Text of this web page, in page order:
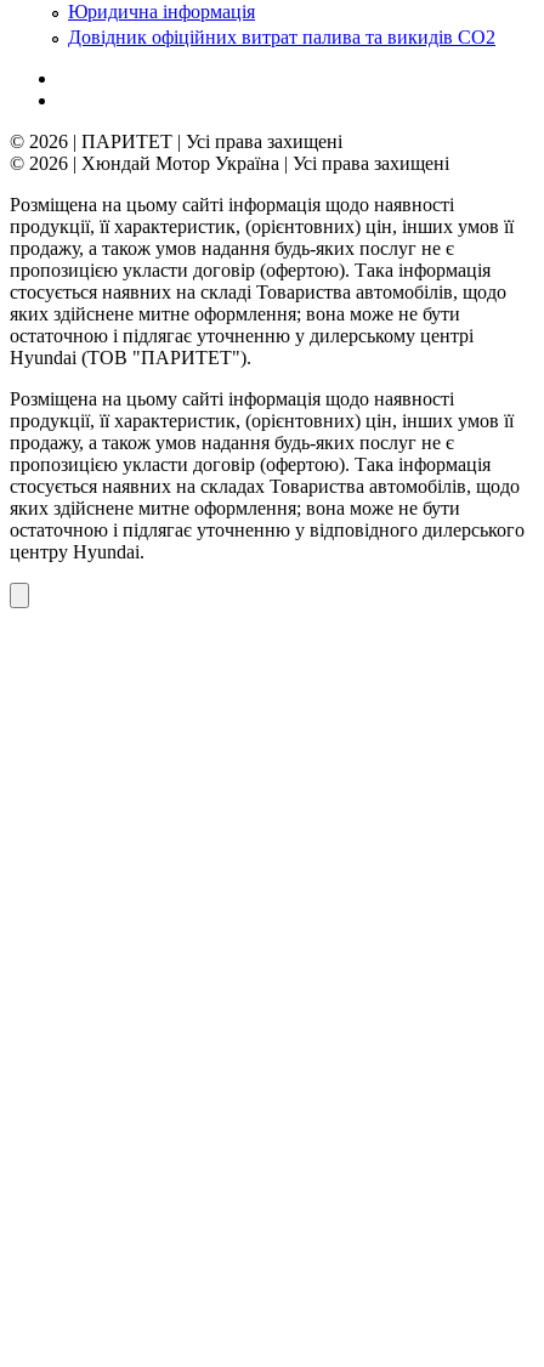
Юридична інформація
Довідник офіційних витрат палива та викидів СО2
© 2026 | ПАРИТЕТ | Усі права захищені
© 2026 | Хюндай Мотор Україна | Усі права захищені
Розміщена на цьому сайті інформація щодо наявності
продукції, її характеристик, (орієнтовних) цін, інших умов її
продажу, а також умов надання будь-яких послуг не є
пропозицією укласти договір (офертою). Така інформація
стосується наявних на складі Товариства автомобілів, щодо
яких здійснене митне оформлення; вона може не бути
остаточною і підлягає уточненню у дилерському центрі
Hyundai (ТОВ "ПАРИТЕТ").
Розміщена на цьому сайті інформація щодо наявності
продукції, її характеристик, (орієнтовних) цін, інших умов її
продажу, а також умов надання будь-яких послуг не є
пропозицією укласти договір (офертою). Така інформація
стосується наявних на складах Товариства автомобілів, щодо
яких здійснене митне оформлення; вона може не бути
остаточною і підлягає уточненню у відповідного дилерського
центру Hyundai.